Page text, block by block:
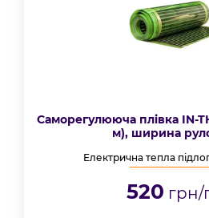
Саморегулююча плівка IN-
м), ширина
Електрична тепла
520 грн/